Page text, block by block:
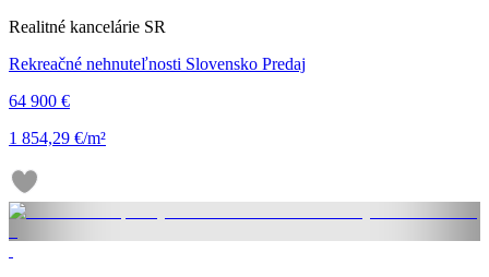
Realitné kancelárie SR
Rekreačné nehnuteľnosti Slovensko Predaj
64 900 €
1 854,29 €/m²